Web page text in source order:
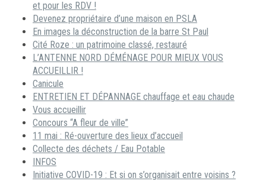
et pour les RDV !
Devenez propriétaire d’une maison en PSLA
En images la déconstruction de la barre St Paul
Cité Roze : un patrimoine classé, restauré
L’ANTENNE NORD DÉMÉNAGE POUR MIEUX VOUS
ACCUEILLIR !
Canicule
ENTRETIEN ET DÉPANNAGE chauffage et eau chaude
Vous accueillir
Concours “A fleur de ville”
11 mai : Ré-ouverture des lieux d’accueil
Collecte des déchets / Eau Potable
INFOS
Initiative COVID-19 : Et si on s’organisait entre voisins ?